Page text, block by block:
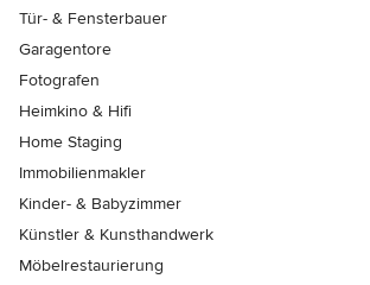
Tür- & Fensterbauer
Garagentore
Fotografen
Heimkino & Hifi
Home Staging
Immobilienmakler
Kinder- & Babyzimmer
Künstler & Kunsthandwerk
Möbelrestaurierung